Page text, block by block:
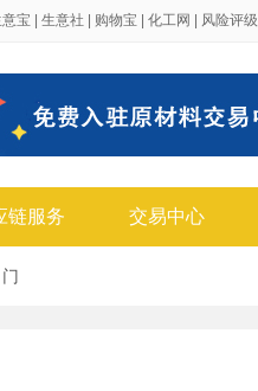
宝 生意社 购物宝 化工网 风险评级
链服务 交易中心
门